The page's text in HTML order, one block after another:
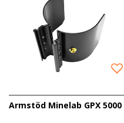
Armstöd Minelab GPX 5000